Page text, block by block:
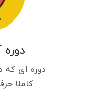
دوره ای که
کاملا